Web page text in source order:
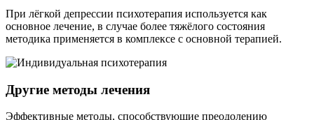
При лёгкой депрессии психотерапия используется как
основное лечение, в случае более тяжёлого состояния
методика применяется в комплексе с основной терапией.
Другие методы лечения
Эффективные методы, способствующие преодолению